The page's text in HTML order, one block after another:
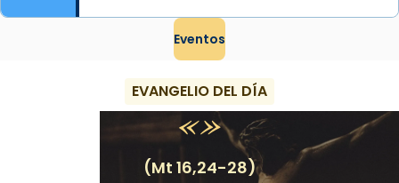
Eventos
EVANGELIO DEL DÍA
(Mt 16,24-28)